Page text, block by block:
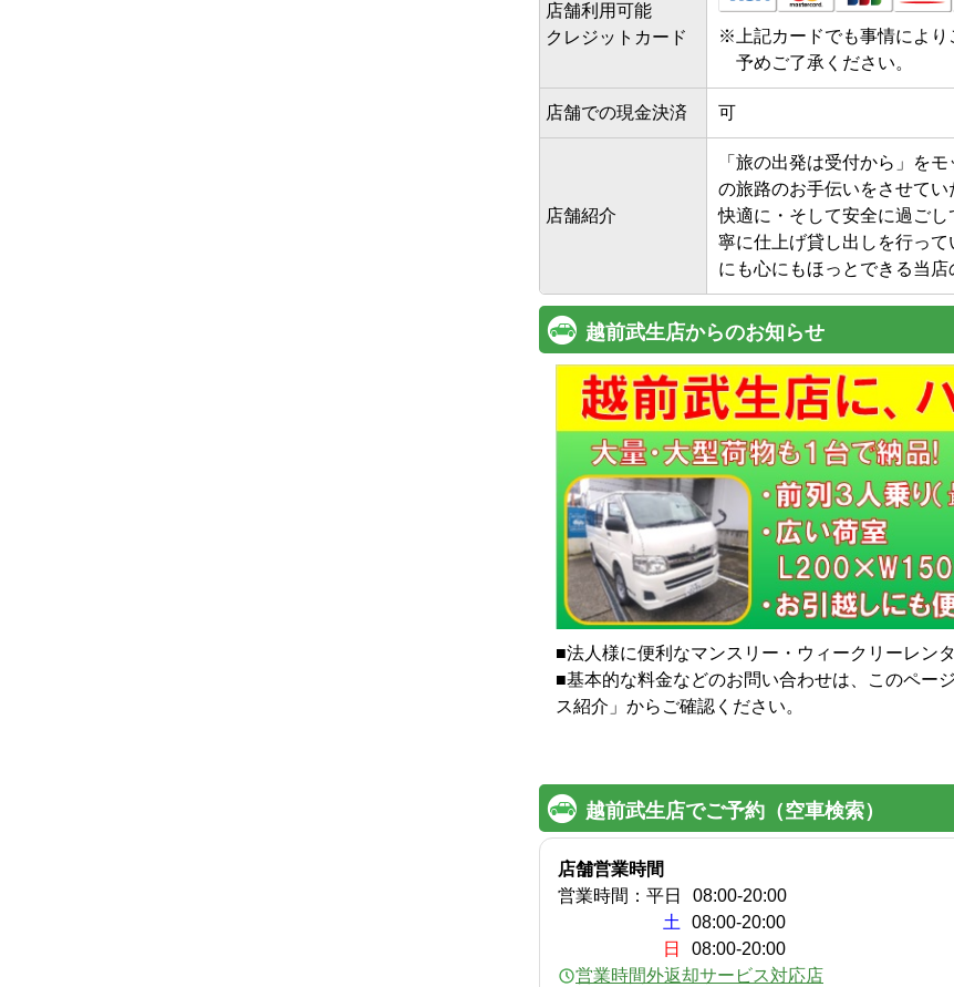
店舗利用可能
クレジットカード
※ 上記カードでも事情によ
予めご了承ください。
店舗での現金決済 可
店舗紹介
「旅の出発は受付から」を
の旅路のお手伝いをさせてい
快適に・そして安全に過ご
寧に仕上げ貸し出しを行っ
にも心にもほっとできる当店
越前武生店からのお知らせ
■法人様に便利なマンスリー・ウィークリーレン
■基本的な料金などのお問い合わせは、このペー
ス紹介」からご確認ください。
越前武生店でご予約（空車検索）
店舗営業時間
営業時間： 平日 08:00-20:00
土
08:00-20:00
日
08:00-20:00
営業時間外返却サービス対応店